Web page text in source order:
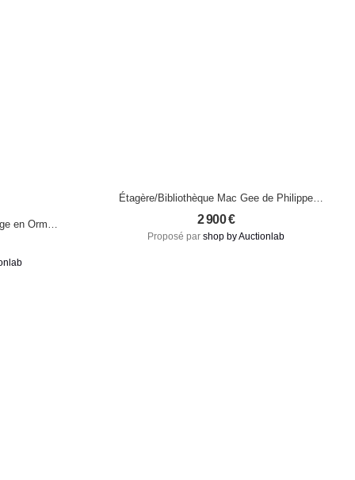
en Orme
Étagère/Bibliothèque Mac Gee de Philippe
Starck – Baleri Italia, 1984
2 900€
Proposé par shop by Auctionlab